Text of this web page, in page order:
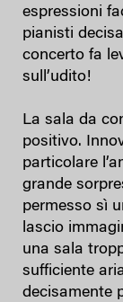
espressioni
pianisti
concerto fa
sull’udito!
La sala da
positivo.
particolare
grande
permesso sì
lascio
una sala
sufficiente
decisamente